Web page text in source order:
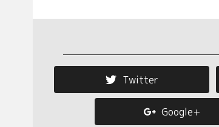
Twitter
Google+